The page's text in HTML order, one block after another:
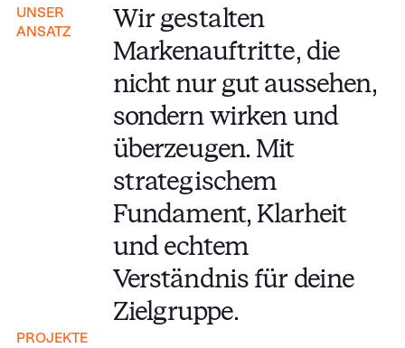
UNSER
ANSATZ
Wir gestalten
Markenauftritte, die
nicht nur gut aussehen,
sondern wirken und
überzeugen. Mit
strategischem
Fundament, Klarheit
und echtem
Verständnis für deine
Zielgruppe.
PROJEKTE
Projekt ansehen